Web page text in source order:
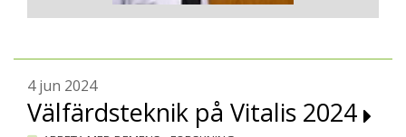
4 jun 2024
Välfärdsteknik på Vitalis 2024